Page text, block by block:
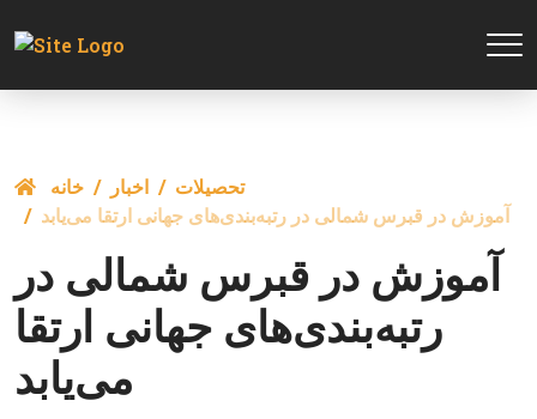
خانه اخبار
تحصيلات
آموزش در قبرس شمالی در رتبه‌بندی‌های جهانی ارتقا می‌یابد
آموزش در قبرس شمالی در
رتبه‌بندی‌های جهانی ارتقا
می‌یابد